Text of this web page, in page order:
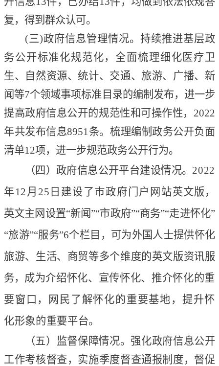
复，得到群众认可。
(三)政府信息管理情况。持续推进基层政
务公开标准化规范化，全面梳理细化医疗卫
生、自然资源、统计、交通、 旅游、广播、新
闻等7个领域事项标准目录的编制发布， 进一步
提高政府信息公开的规范性和可操作性， 2022
年共发布信息8951条。 梳理编制政务公开负面
清单12项，进一步规范政务公开行为。
（ 四 ） 政府信息公开平台建设情况。 2022
年12月25日 建设了市政府门户网站英文版 ，
英文主网设置“新闻”“市政府”“商务”“走进怀化”
“旅游”“服务”6个栏目，可为外国人士提供怀化
旅游、生活、商贸等多个维度的英文版资讯服
务， 成为介绍怀化、宣传怀化、推介怀化的重
要窗口，网民了解怀化的重要基地，提升怀
化形象的重要平台。
（五 ） 监督保障情况。强化政府信息公开
工作考核督查，实施季度督查通报制度，督促